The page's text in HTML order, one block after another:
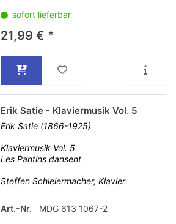
sofort lieferbar
21,99 € *
Erik Satie - Klaviermusik Vol. 5
Erik Satie (1866-1925)
Klaviermusik Vol. 5
Les Pantins dansent
Steffen Schleiermacher, Klavier
Art.-Nr. MDG 613 1067-2